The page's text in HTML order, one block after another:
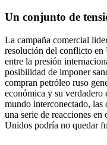
Un conjunto de
La campaña comercial
resolución del conflicto
entre la presión
posibilidad de imponer
compran petróleo ruso
económica y su verdadero
mundo interconectado,
una serie de reacciones
Unidos podría no quedar